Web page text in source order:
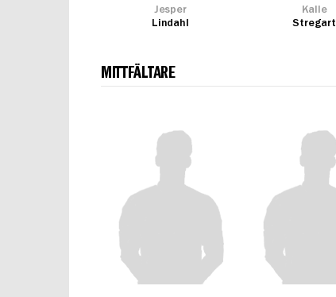
Jesper
Lindahl
Kalle
Stregart
MITTFÄLTARE